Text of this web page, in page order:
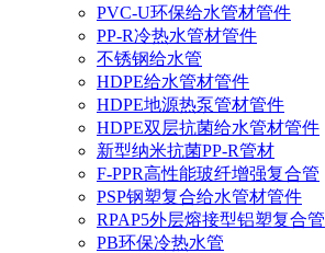
PVC-U环保给水管材管件
PP-R冷热水管材管件
不锈钢给水管
HDPE给水管材管件
HDPE地源热泵管材管件
HDPE双层抗菌给水管材管件
新型纳米抗菌PP-R管材
F-PPR高性能玻纤增强复合管
PSP钢塑复合给水管材管件
RPAP5外层熔接型铝塑复合管
PB环保冷热水管